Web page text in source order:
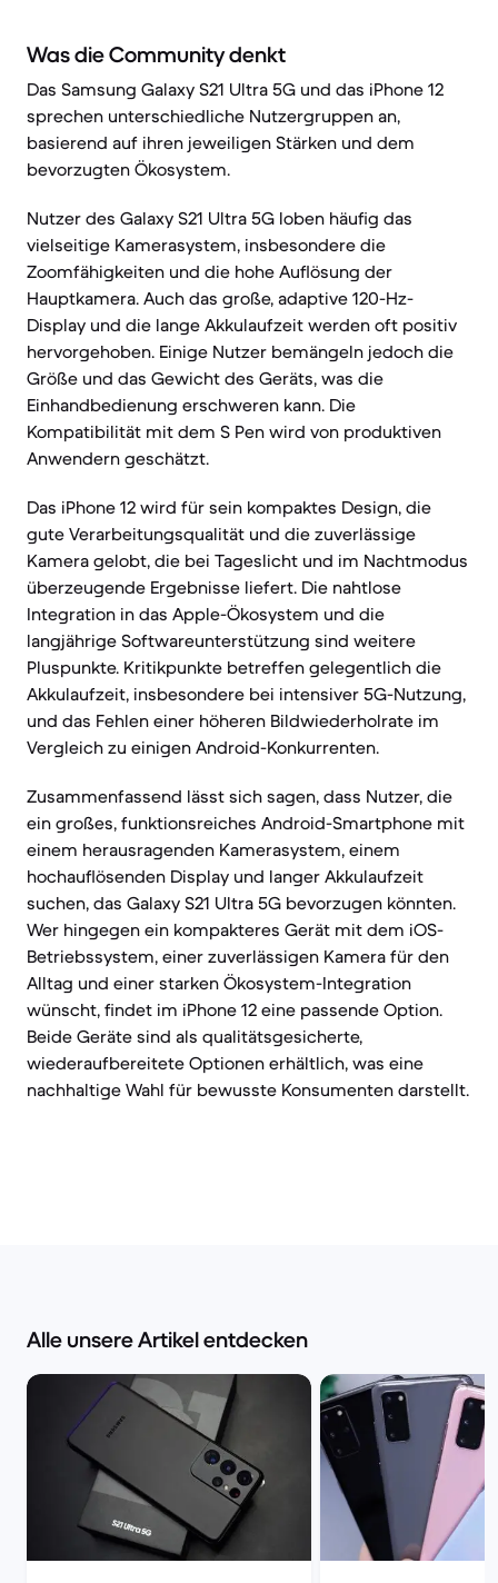
Was die Community denkt
Das Samsung Galaxy S21 Ultra 5G und das iPhone 12
sprechen unterschiedliche Nutzergruppen an,
basierend auf ihren jeweiligen Stärken und dem
bevorzugten Ökosystem.
Nutzer des Galaxy S21 Ultra 5G loben häufig das
vielseitige Kamerasystem, insbesondere die
Zoomfähigkeiten und die hohe Auflösung der
Hauptkamera. Auch das große, adaptive 120-Hz-
Display und die lange Akkulaufzeit werden oft positiv
hervorgehoben. Einige Nutzer bemängeln jedoch die
Größe und das Gewicht des Geräts, was die
Einhandbedienung erschweren kann. Die
Kompatibilität mit dem S Pen wird von produktiven
Anwendern geschätzt.
Das iPhone 12 wird für sein kompaktes Design, die
gute Verarbeitungsqualität und die zuverlässige
Kamera gelobt, die bei Tageslicht und im Nachtmodus
überzeugende Ergebnisse liefert. Die nahtlose
Integration in das Apple-Ökosystem und die
langjährige Softwareunterstützung sind weitere
Pluspunkte. Kritikpunkte betreffen gelegentlich die
Akkulaufzeit, insbesondere bei intensiver 5G-Nutzung,
und das Fehlen einer höheren Bildwiederholrate im
Vergleich zu einigen Android-Konkurrenten.
Zusammenfassend lässt sich sagen, dass Nutzer, die
ein großes, funktionsreiches Android-Smartphone mit
einem herausragenden Kamerasystem, einem
hochauflösenden Display und langer Akkulaufzeit
suchen, das Galaxy S21 Ultra 5G bevorzugen könnten.
Wer hingegen ein kompakteres Gerät mit dem iOS-
Betriebssystem, einer zuverlässigen Kamera für den
Alltag und einer starken Ökosystem-Integration
wünscht, findet im iPhone 12 eine passende Option.
Beide Geräte sind als qualitätsgesicherte,
wiederaufbereitete Optionen erhältlich, was eine
nachhaltige Wahl für bewusste Konsumenten darstellt.
Alle unsere Artikel entdecken